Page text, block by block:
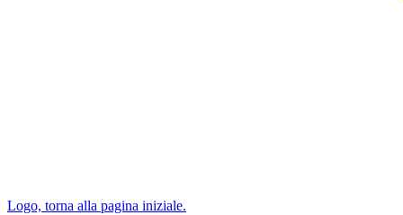
Logo, torna alla pagina iniziale.